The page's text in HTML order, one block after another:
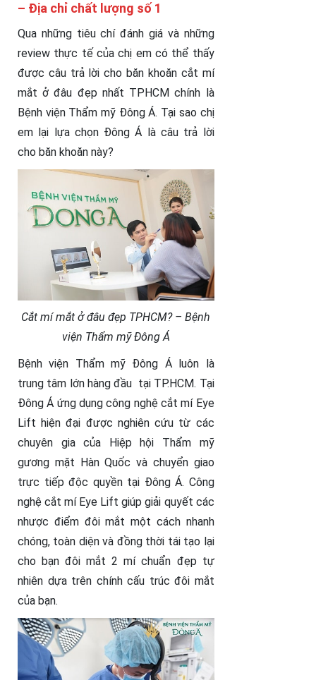
– Địa chỉ chất lượng số 1
Qua những tiêu chí đánh giá và những
review thực tế của chị em có thể thấy
được câu trả lời cho băn khoăn cắt mí
mắt ở đâu đẹp nhất TPHCM chính là
Bệnh viện Thẩm mỹ Đông Á. Tại sao chị
em lại lựa chọn Đông Á là câu trả lời
cho băn khoăn này?
Cắt mí mắt ở đâu đẹp TPHCM? – Bệnh
viện Thẩm mỹ Đông Á
Bệnh viện Thẩm mỹ Đông Á luôn là
trung tâm lớn hàng đầu tại TP.HCM. Tại
Đông Á ứng dụng công nghệ cắt mí Eye
Lift hiện đại được nghiên cứu từ các
chuyên gia của Hiệp hội Thẩm mỹ
gương mặt Hàn Quốc và chuyển giao
trực tiếp độc quyền tại Đông Á. Công
nghệ cắt mí Eye Lift giúp giải quyết các
nhược điểm đôi mắt một cách nhanh
chóng, toàn diện và đồng thời tái tạo lại
cho bạn đôi mắt 2 mí chuẩn đẹp tự
nhiên dựa trên chính cấu trúc đôi mắt
của bạn.